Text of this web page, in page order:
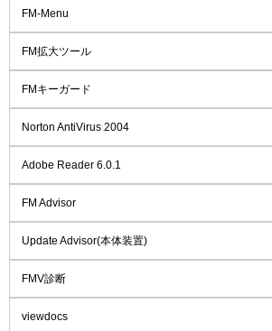
FM-Menu
FM拡大ツール
FMキーガード
Norton AntiVirus 2004
Adobe Reader 6.0.1
FM Advisor
Update Advisor(本体装置)
FMV診断
viewdocs